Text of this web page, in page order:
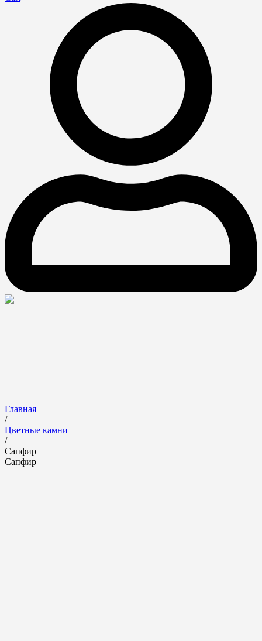
Главная
/
Цветные камни
/
Сапфир
Сапфир